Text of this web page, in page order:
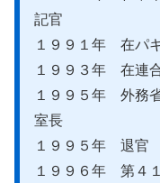
記官
１９９１年 在パ
１９９３年 在連
１９９５年 外務
室長
１９９５年 退官
１９９６年 第４